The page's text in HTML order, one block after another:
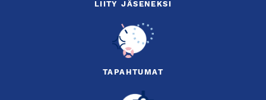
LIITY JÄSENEKSI
TAPAHTUMAT